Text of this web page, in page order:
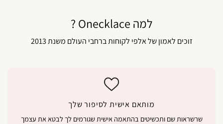
למה Onecklace ?
זוכים לאמון של אלפי לקוחות ברחבי העולם משנת 2013
מותאם אישית לסיפור שלך
שרשראות שם ותכשיטים בהתאמה אישית שגורמים לך לבטא את עצמך